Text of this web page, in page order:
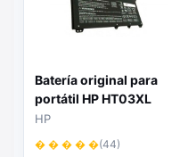
Batería original para
portátil HP HT03XL
11.4V 3600 maH
HP
� � � � �(44)